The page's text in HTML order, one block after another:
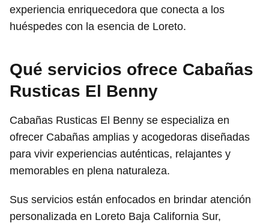
experiencia enriquecedora que conecta a los
huéspedes con la esencia de Loreto.
Qué servicios ofrece Cabañas
Rusticas El Benny
Cabañas Rusticas El Benny se especializa en
ofrecer Cabañas amplias y acogedoras diseñadas
para vivir experiencias auténticas, relajantes y
memorables en plena naturaleza.
Sus servicios están enfocados en brindar atención
personalizada en Loreto Baja California Sur,